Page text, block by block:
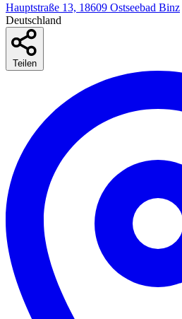
Hauptstraße 13, 18609 Ostseebad Binz
Deutschland
Teilen